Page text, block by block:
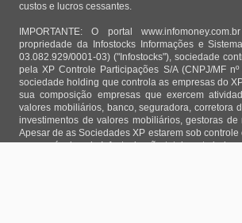
custos e lucros cessantes.
IMPORTANTE: O portal
propriedade da Infostocks Informações e
03.082.929/0001-03) ("Infostocks"), sociedade
pela XP Controle Participações S/A (CNPJ/MF
sociedade holding que controla as empresas do
sua composição empresas que exercem
valores mobiliários, banco, seguradora, corretora
investimentos de valores mobiliários, gestoras de
Apesar de as Sociedades XP estarem sob controle
responsáveis pela Infostocks são totalmente